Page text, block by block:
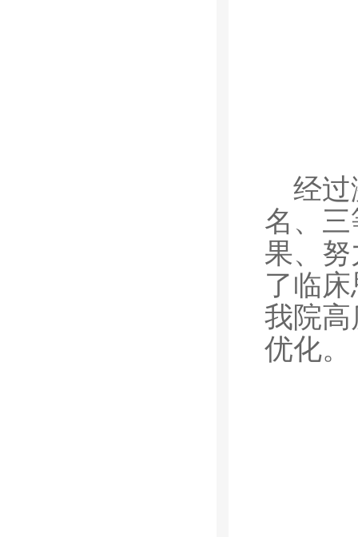
经过
名、
果、
了临
我院
优化。